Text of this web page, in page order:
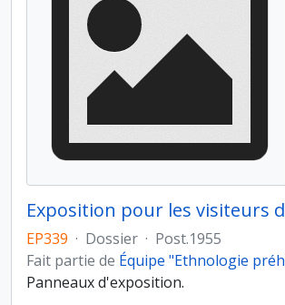
Exposition pour les visiteurs
EP339 · Dossier · Post.1955
Fait partie de Équipe "Ethnologie
Panneaux d'exposition.